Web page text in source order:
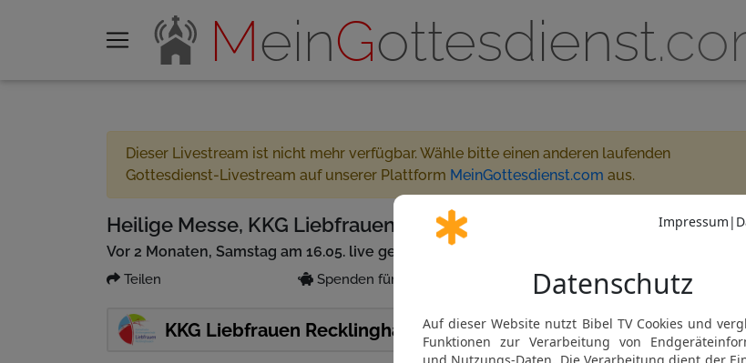
MeinGottesdienst
Dieser Livestream ist nicht mehr verfügbar. Wähle bitte einen anderen laufenden
Gottesdienst-Livestream auf unserer Plattform MeinGottesdienst.com aus.
Heilige Messe, KKG Liebfrauen Recklinghausen 17:30 - 18:30
Vor 2 Monaten, Samstag am 16.05. live gestreamt
Teilen Spenden für Partner oder MeinGottesdienst.com
KKG Liebfrauen Recklinghausen Gemeinde